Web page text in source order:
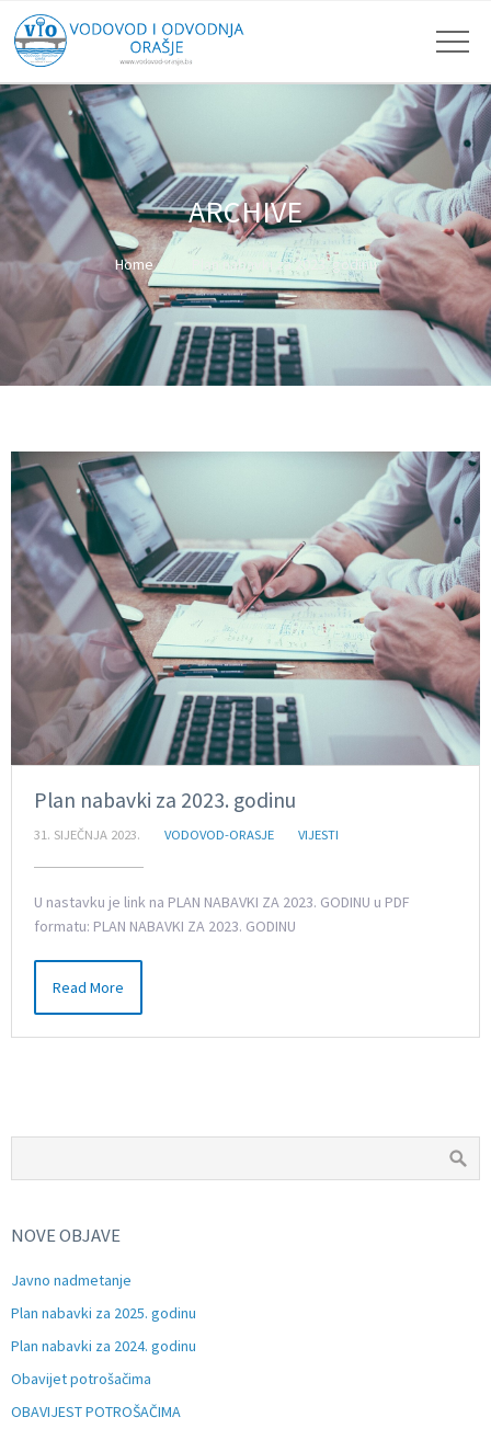
ARCHIVE
Home Plan nabavki za 2023. godinu
Plan nabavki za 2023. godinu
31. SIJEČNJA 2023. VODOVOD-ORASJE VIJESTI
U nastavku je link na PLAN NABAVKI ZA 2023. GODINU u PDF
formatu: PLAN NABAVKI ZA 2023. GODINU
Read More
NOVE OBJAVE
Javno nadmetanje
Plan nabavki za 2025. godinu
Plan nabavki za 2024. godinu
Obavijet potrošačima
OBAVIJEST POTROŠAČIMA